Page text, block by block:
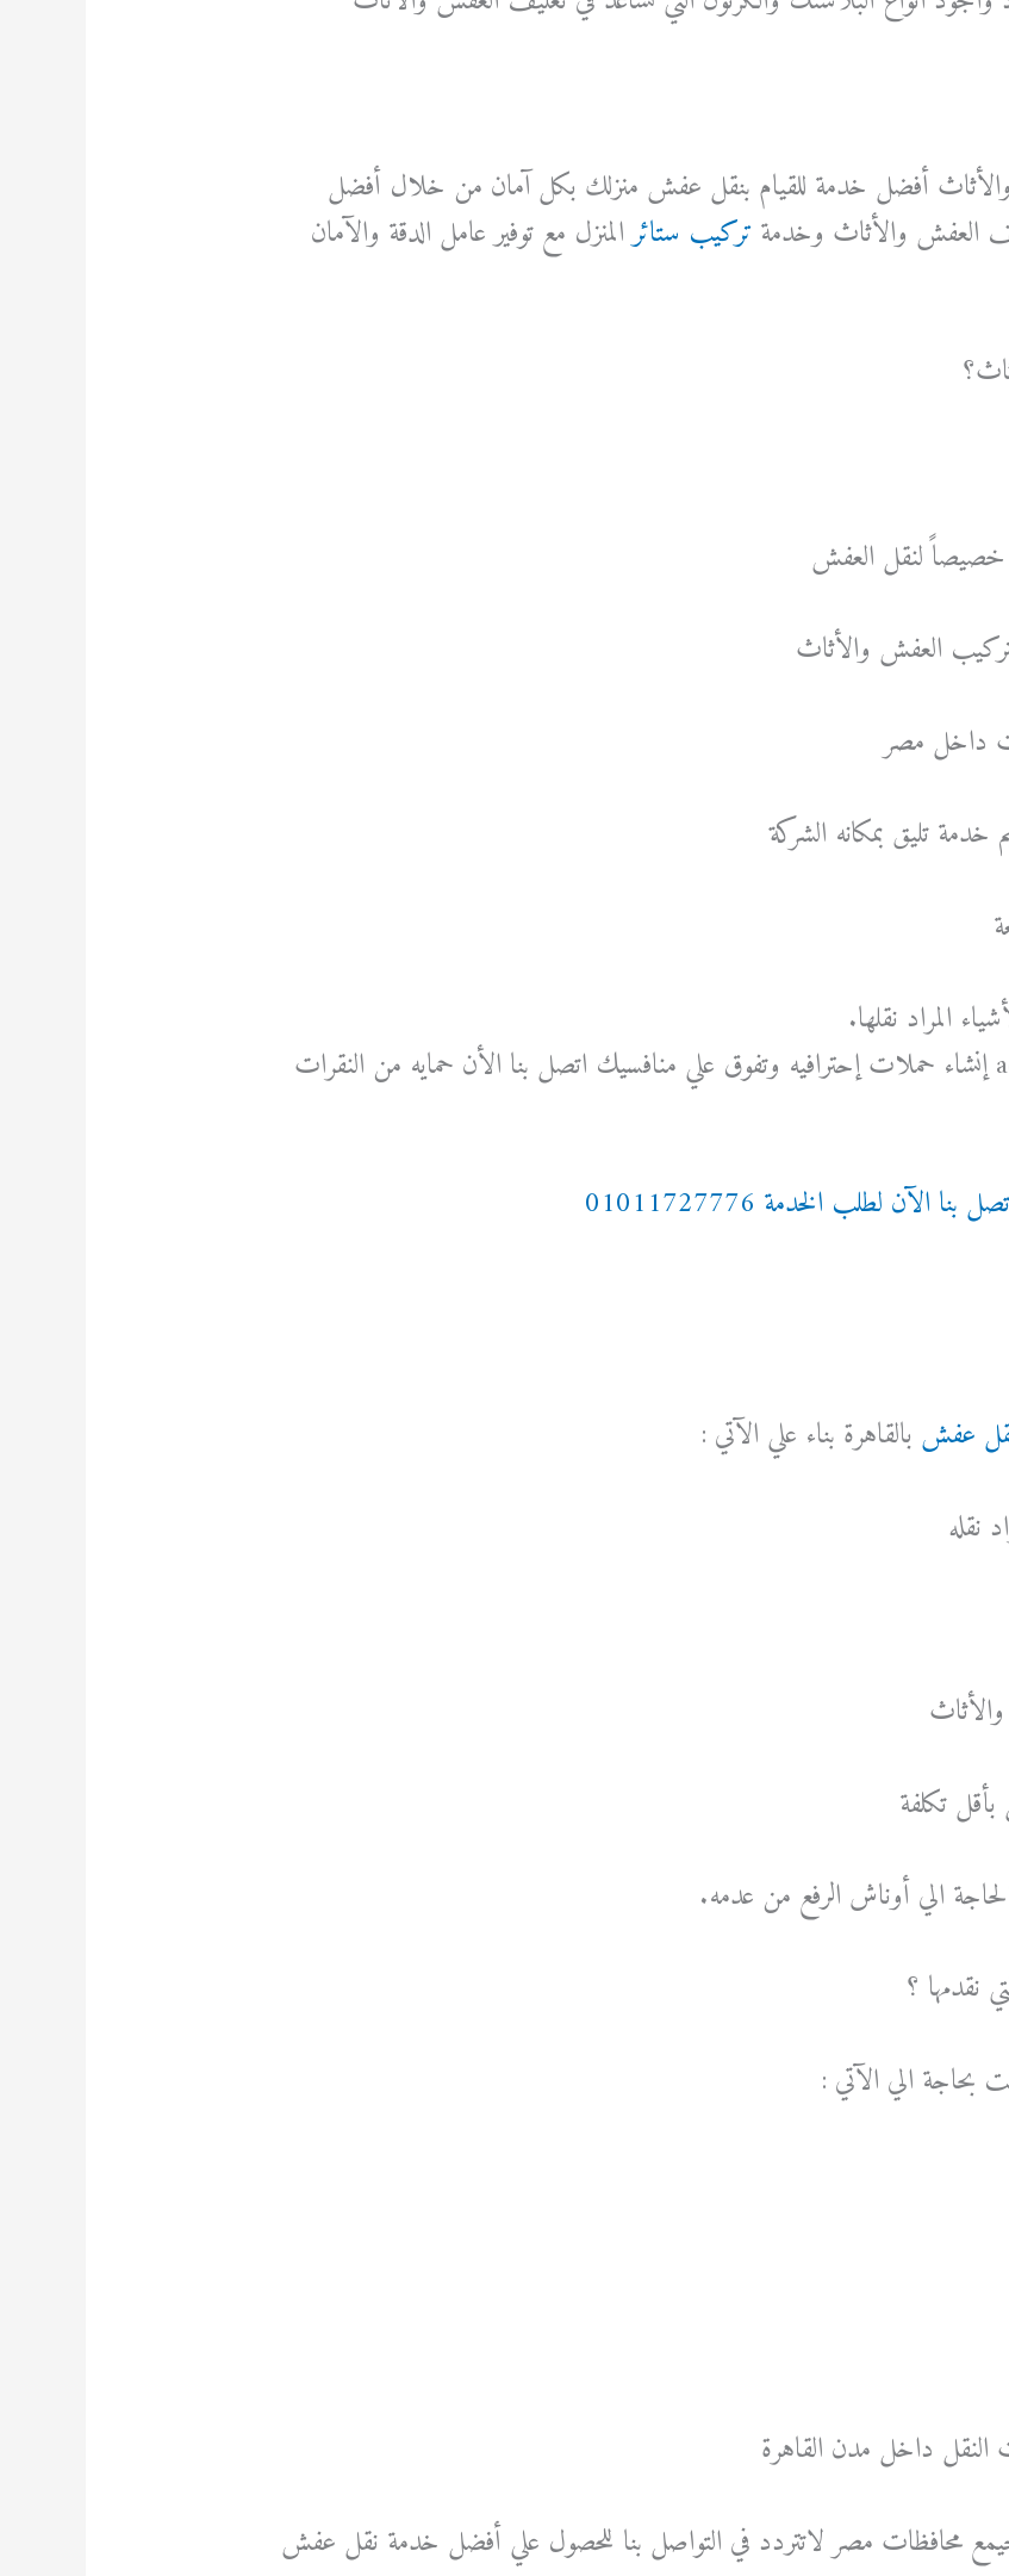
والأثاث أفضل خدمة للقيام بنقل عفش منزلك بكل آمان من خلال أفضل
العفش والأثاث وخدمةتركيب ستائرالمنزل مع توفير عامل الدقة والآمان
خصيصاً لنقل العفش
العفش والأثاث
داخل مصر
تليق بمكانه الشركة
المراد نقلها.
شركة الناجي للإعلانات جوجل ads إنشاء حملات إحترافيه وتفوق علي منافسيك اتصل بنا الأن حمايه من النقرات
بنا الآن لطلب الخدمة 01011727776
عفش بالقاهرة بناء علي الآتي :
نقله
بأقل تكلفة
الي أوناش الرفع من عدمه.
نقدمها ؟
بحاجة الي الآتي :
داخل مدن القاهرة
محافظات مصر لاتتردد في التواصل بنا للحصول علي أفضل خدمة نقل عفش